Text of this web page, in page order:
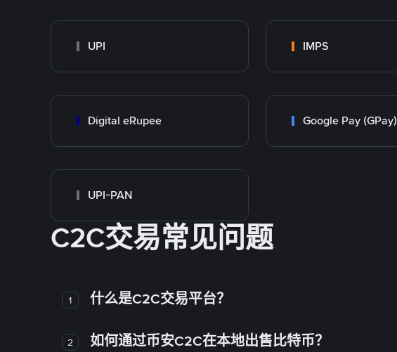
UPI IMPS
Digital eRupee Google Pay (GPay)
UPI-PAN
C2C交易常见问题
1 什么是C2C交易平台？
2 如何通过币安C2C在本地出售比特币？